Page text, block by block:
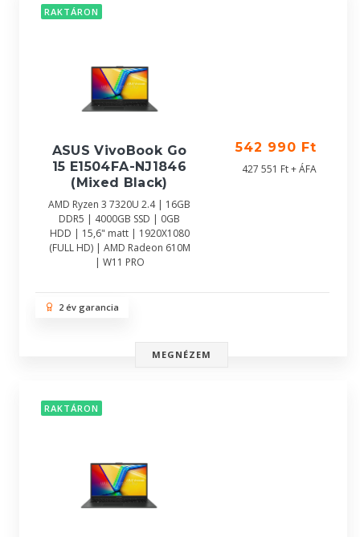
RAKTÁRON
ASUS VivoBook Go
15 E1504FA-NJ1846
(Mixed Black)
AMD Ryzen 3 7320U 2.4 | 16GB
DDR5 | 4000GB SSD | 0GB
HDD | 15,6" matt | 1920X1080
(FULL HD) | AMD Radeon 610M
| W11 PRO
542 990 Ft
427 551 Ft + ÁFA
2 év garancia
MEGNÉZEM
RAKTÁRON